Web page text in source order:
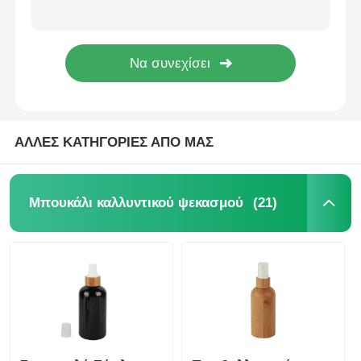
Ρολό μπουκάλι καλλυντικών
πλαστικό καπάκι
Κοσμητικό σταγονόμετρο
Αριστερή δεξιά αντλία κλειδαριού
ΑΛΛΕΣ ΚΑΤΗΓΟΡΙΕΣ ΑΠΟ ΜΑΣ
Μπουκάλι καλλυντικού ψεκασμού (21)